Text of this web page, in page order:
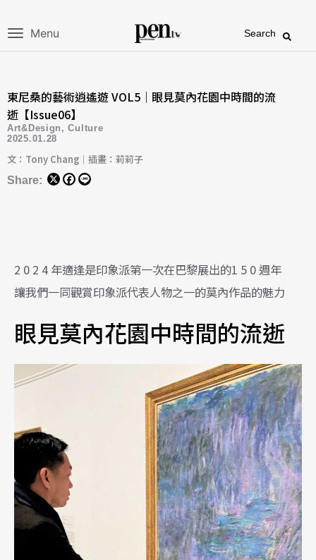
Menu Search
東尼桑的藝術逍遙遊 VOL5｜眼見莫內花園中時間的流
逝【Issue06】
Art&Design ,Culture
2025.01.28
文：Tony Chang｜插畫：莉莉子
Share:
2 0 2 4 年適逢是印象派第一次在巴黎展出的1 5 0 週年
讓我們一同觀賞印象派代表人物之一的莫內作品的魅力
眼見莫內花園中時間的流逝